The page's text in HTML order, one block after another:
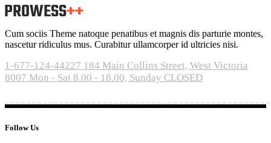
Cum sociis Theme natoque penatibus et magnis dis parturie montes,
nascetur ridiculus mus. Curabitur ullamcorper id ultricies nisi.
1-677-124-44227 184 Main Collins Street, West Victoria
8007 Mon - Sat 8.00 - 18.00, Sunday CLOSED
Follow Us